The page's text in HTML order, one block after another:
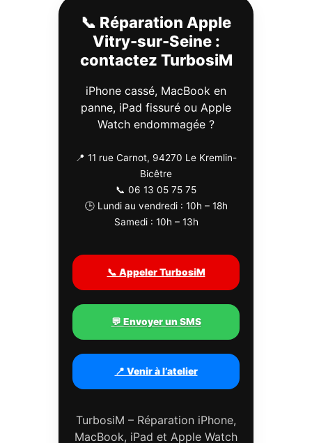
📞 Réparation Apple
Vitry-sur-Seine :
contactez TurbosiM
iPhone cassé, MacBook en
panne, iPad fissuré ou Apple
Watch endommagée ?
📍 11 rue Carnot, 94270 Le Kremlin-
Bicêtre
📞 06 13 05 75 75
🕒 Lundi au vendredi : 10h – 18h
Samedi : 10h – 13h
📞 Appeler TurbosiM
💬 Envoyer un SMS
📍 Venir à l’atelier
TurbosiM – Réparation iPhone,
MacBook, iPad et Apple Watch